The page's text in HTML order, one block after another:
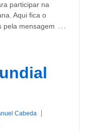
participar na
Aqui fica o
pela mensagem …
Cabeda